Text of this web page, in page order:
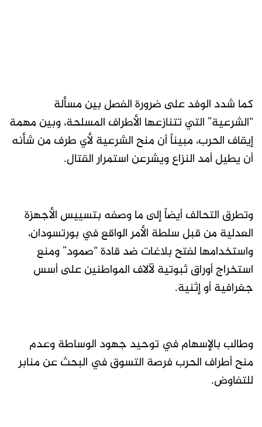
كما شدد الوفد على ضرورة الفصل بين مسألة
“الشرعية” التي تتنازعها الأطراف المسلحة، وبين مهمة
إيقاف الحرب، مبيناً أن منح الشرعية لأي طرف من شأنه
أن يطيل أمد النزاع ويشرعن استمرار القتال.
وتطرق التحالف أيضاً إلى ما وصفه بتسييس الأجهزة
العدلية من قبل سلطة الأمر الواقع في بورتسودان،
واستخدامها لفتح بلاغات ضد قادة “صمود” ومنع
استخراج أوراق ثبوتية لآلاف المواطنين على أسس
جغرافية أو إثنية.
وطالب بالإسهام في توحيد جهود الوساطة وعدم
منح أطراف الحرب فرصة التسوق في البحث عن منابر
للتفاوض.